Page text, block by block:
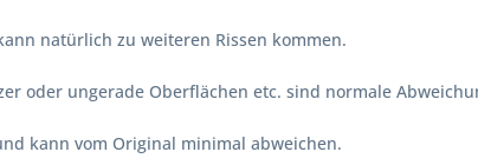
natürlich zu weiteren Rissen kommen.
oder ungerade Oberflächen etc. sind normale
kann vom Original minimal abweichen.